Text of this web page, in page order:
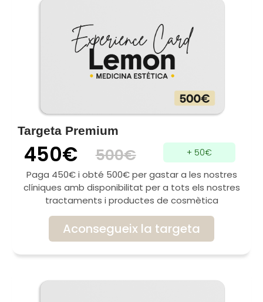
Targeta Premium
450€ 500€ + 50€
Paga 450€ i obté 500€ per gastar a les nostres
clíniques amb disponibilitat per a tots els nostres
tractaments i productes de cosmètica
Aconsegueix la targeta